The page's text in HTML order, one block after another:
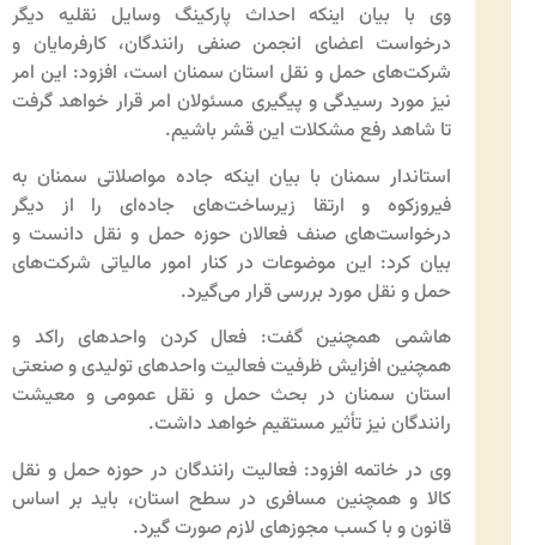
وی با بیان اینکه احداث پارکینگ وسایل نقلیه دیگر
درخواست اعضای انجمن صنفی رانندگان، کارفرمایان و
شرکت‌های حمل و نقل استان سمنان است، افزود: این امر
نیز مورد رسیدگی و پیگیری مسئولان امر قرار خواهد گرفت
تا شاهد رفع مشکلات این قشر باشیم.
استاندار سمنان با بیان اینکه جاده مواصلاتی سمنان به
فیروزکوه و ارتقا زیرساخت‌های جاده‌ای را از دیگر
درخواست‌های صنف فعالان حوزه حمل و نقل دانست و
بیان کرد: این موضوعات در کنار امور مالیاتی شرکت‌های
حمل و نقل مورد بررسی قرار می‌گیرد.
هاشمی همچنین گفت: فعال کردن واحدهای راکد و
همچنین افزایش ظرفیت فعالیت واحدهای تولیدی و صنعتی
استان سمنان در بحث حمل و نقل عمومی و معیشت
رانندگان نیز تأثیر مستقیم خواهد داشت.
وی در خاتمه افزود: فعالیت رانندگان در حوزه حمل و نقل
کالا و همچنین مسافری در سطح استان، باید بر اساس
قانون و با کسب مجوزهای لازم صورت گیرد.